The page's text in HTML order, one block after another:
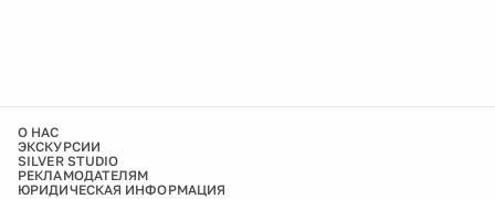
О НАС
ЭКСКУРСИИ
SILVER STUDIO
РЕКЛАМОДАТЕЛЯМ
ЮРИДИЧЕСКАЯ ИНФОРМАЦИЯ